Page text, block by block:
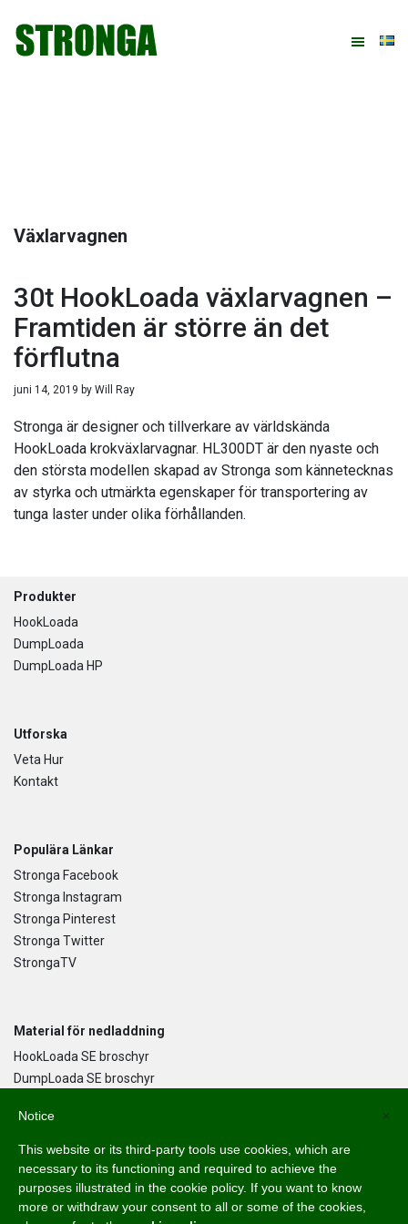
huvudnavigering
huvudinnehåll
det
sidfot
Växlarvagnen
30t HookLoada växlarvagnen –
Framtiden är större än det
förflutna
juni 14, 2019 by Will Ray
Stronga är designer och tillverkare av världskända
HookLoada krokväxlarvagnar. HL300DT är den nyaste och
den största modellen skapad av Stronga som kännetecknas
av styrka och utmärkta egenskaper för transportering av
tunga laster under olika förhållanden.
Footer
Produkter
HookLoada
DumpLoada
DumpLoada HP
Utforska
Veta Hur
Kontakt
Populära Länkar
Stronga Facebook
Stronga Instagram
Stronga Pinterest
Stronga Twitter
StrongaTV
Material för nedladdning
HookLoada SE broschyr
DumpLoada SE broschyr
Språk
English
Svenska
×
Notice
This website or its third-party tools use cookies, which are
necessary to its functioning and required to achieve the
purposes illustrated in the cookie policy. If you want to know
more or withdraw your consent to all or some of the cookies,